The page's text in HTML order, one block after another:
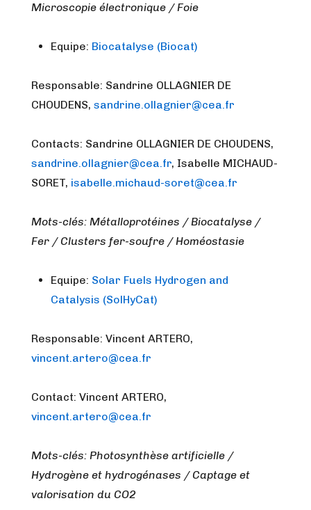
Microscopie électronique / Foie
Equipe: Biocatalyse (Biocat)
Responsable: Sandrine OLLAGNIER DE
CHOUDENS, sandrine.ollagnier@cea.fr
Contacts: Sandrine OLLAGNIER DE CHOUDENS,
sandrine.ollagnier@cea.fr, Isabelle MICHAUD-
SORET, isabelle.michaud-soret@cea.fr
Mots-clés: Métalloprotéines / Biocatalyse /
Fer / Clusters fer-soufre / Homéostasie
Equipe: Solar Fuels Hydrogen and
Catalysis (SolHyCat)
Responsable: Vincent ARTERO,
vincent.artero@cea.fr
Contact: Vincent ARTERO,
vincent.artero@cea.fr
Mots-clés: Photosynthèse artificielle /
Hydrogène et hydrogénases / Captage et
valorisation du CO2